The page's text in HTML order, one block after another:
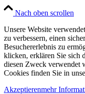
Nach oben scrollen
Unsere Website
zu verbessern, einen
Besuchererlebnis zu
klicken, erklären Sie sich
diesen Zweck verwendet
Cookies finden Sie in
Akzeptierenmehr